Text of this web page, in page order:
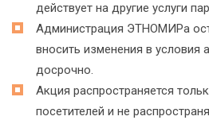
действует на другие услуги
Администрация ЭТНОМИРа
вносить изменения в условия
досрочно.
Акция распространяется
посетителей и не